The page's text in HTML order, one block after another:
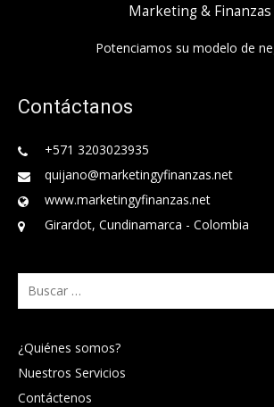
Marketing & Finanzas
Potenciamos su modelo de
Contáctanos
+571 3203023935
quijano@marketingyfinanzas.net
www.marketingyfinanzas.net
Girardot, Cundinamarca - Colombia
Buscar:
¿Quiénes somos?
Nuestros Servicios
Contáctenos